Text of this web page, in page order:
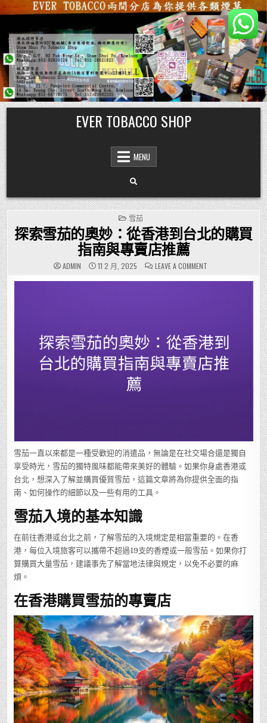
Skip
to
content
EVER TOBACCO SHOP
MENU
POSTED
IN
雪茄
探索雪茄的奧妙：從香港到台北的購買
指南與專賣店推薦
ADMIN 11 2 月, 2025 LEAVE A COMMENT
探
索
港
到
台
北
的
購
雪茄一直以來都是一種受歡迎的消遣品，無論是在社交場合還是獨自
享受時光，雪茄的獨特風味都能帶來美好的體驗。如果你身處香港或
台北，想深入了解並購買優質雪茄，這篇文章將為你提供全面的指
南、如何操作的細節以及一些有用的工具。
雪茄入境的基本知識
在前往香港或台北之前，了解雪茄的入境規定是相當重要的。在香
港，每位入境旅客可以攜帶不超過19支的香煙或一般雪茄。如果你打
算購買大量雪茄，建議事先了解當地法律與規定，以免不必要的麻
煩。
在香港購買雪茄的專賣店